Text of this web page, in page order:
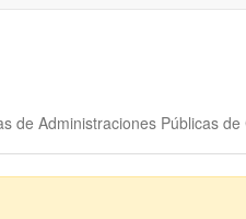
de Administraciones Públicas de